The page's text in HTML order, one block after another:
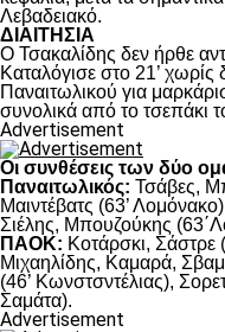
Λεβαδειακό.
ΔΙΑΙΤΗΣΙΑ
Ο Τσακαλίδης δεν ήρθε
Καταλόγισε στο 21’
Παναιτωλικού για
συνολικά από το τσεπάκι
Advertisement
Οι συνθέσεις των δύο
Παναιτωλικός: Τσάβες,
Μαιντέβατς (63’
Σιέλης, Μπουζούκης
ΠΑΟΚ: Κοτάρσκι, Σάστρε
Μιχαηλίδης, Καμαρά,
(46’ Κωνστσντέλιας),
Σαμάτα).
Advertisement